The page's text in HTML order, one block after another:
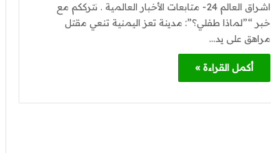
اشراق العالم 24- متابعات الأخبار العالمية . نترككم مع
خبر “”لماذا طفلي؟”: مدينة تعز اليمنية تنعي مقتل
مراهق على يد…
أكمل القراءة »